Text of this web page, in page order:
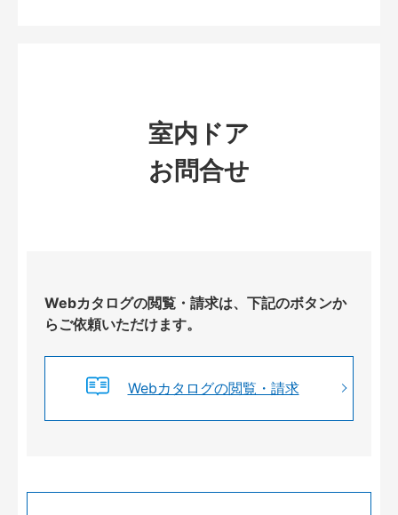
室内ドア
お問合せ
Webカタログの閲覧・請求は、下記のボタンか
らご依頼いただけます。
Webカタログの閲覧・請求